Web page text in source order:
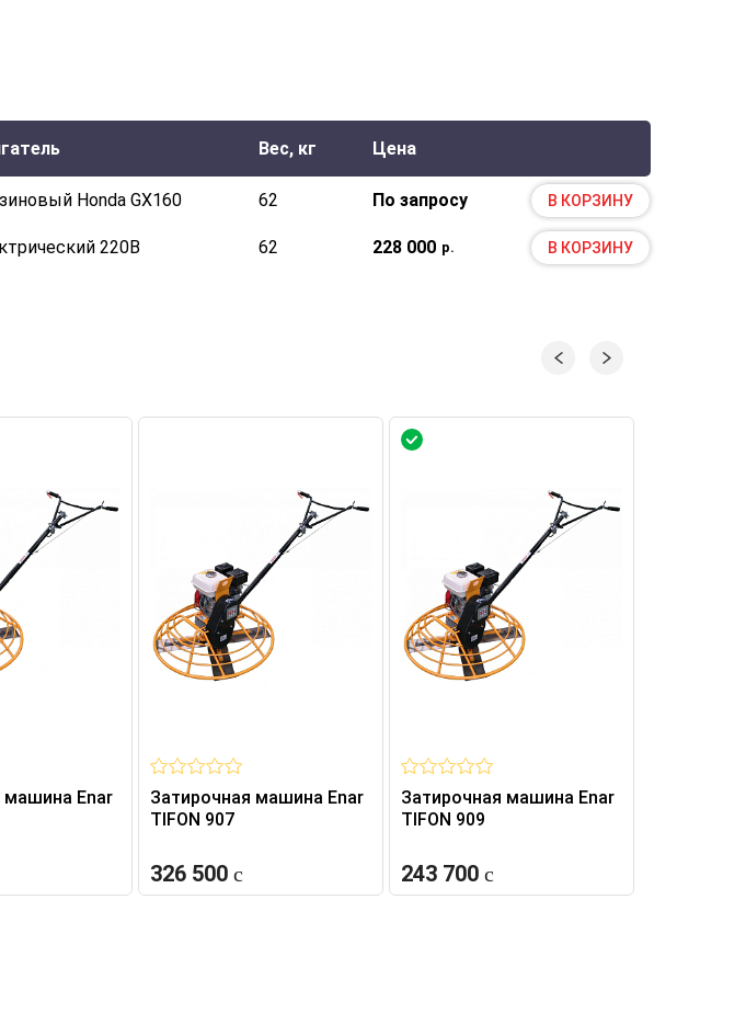
Вес, кг Цена
Honda GX160 62 По запросу В КОРЗИНУ
220В 62 228 000 р. В КОРЗИНУ
машина Enar
Затирочная машина Enar
TIFON 907
326 500
Затирочная машина Enar
TIFON 909
243 700